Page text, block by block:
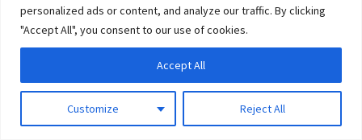
personalized ads or content, and analyze our traffic. By clicking
"Accept All", you consent to our use of cookies.
Customize Reject All
Accept All